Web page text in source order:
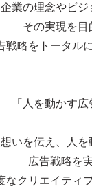
企業の理念やビジ
その実現を目
戦略をトータル
「人を動かす広
想いを伝え、人を
広告戦略を
なクリエイティ